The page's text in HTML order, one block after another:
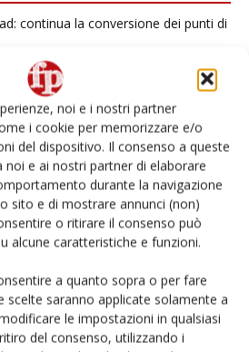
noi e i nostri partner
i cookie per memorizzare e/o
del dispositivo. Il consenso a queste
e ai nostri partner di elaborare
durante la navigazione
sito e di mostrare annunci (non)
o ritirare il consenso può
alcune caratteristiche e funzioni.
a quanto sopra o per fare
scelte saranno applicate solamente a
le impostazioni in qualsiasi
del consenso, utilizzando i
continua la conversione dei punti di
è Metis… e può rivoluzionare la
Extra Supermercati tra localismo e
ortofrutta in Italia al 27 luglio
“Dobbiamo creare stupore nel
#vocidellortofrutta